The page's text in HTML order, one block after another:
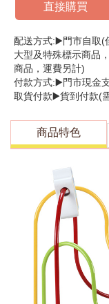
直接購買
配送方式:▶️門市自取(
大型及特殊標示商品
商品，運費另計)
付款方式:▶️門市現金
取貨付款▶️貨到付款(
商品特色